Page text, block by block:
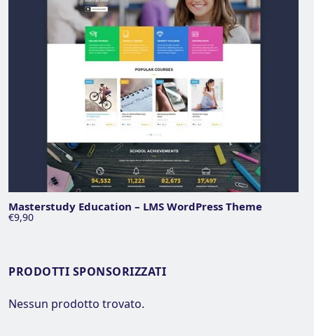
Masterstudy Education – LMS WordPress Theme
€9,90
PRODOTTI SPONSORIZZATI
Nessun prodotto trovato.